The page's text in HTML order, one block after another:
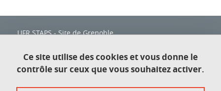
UFR STAPS - Site de Grenoble
38400 Saint-Martin-D'Hères
Contact
Ce site utilise des cookies et vous donne le
contrôle sur ceux que vous souhaitez activer.